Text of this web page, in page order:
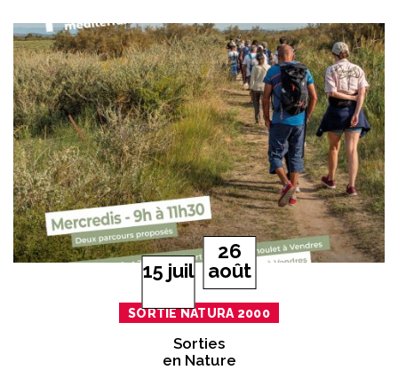
Du
15 juillet
au
26
août
SORTIE NATURA 2000
Sorties
en Nature